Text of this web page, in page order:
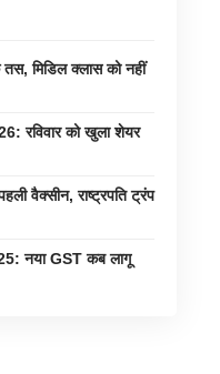
मिडिल क्लास को नहीं
रविवार को खुला शेयर
वैक्सीन, राष्ट्रपति ट्रंप
नया GST कब लागू